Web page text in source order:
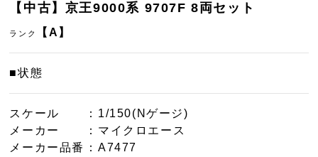
【中古】京王9000系 9707F 8両セット
ランク 【A】
■状態
スケール
：1/150(Nゲージ)
メーカー
：マイクロエース
メーカー品番
：A7477